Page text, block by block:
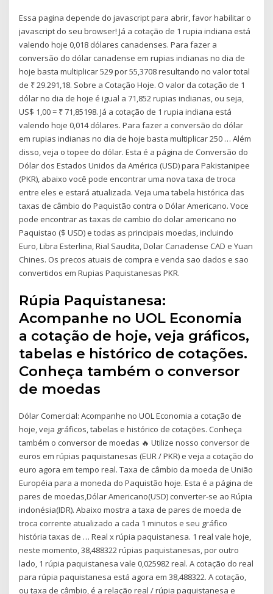
Essa pagina depende do javascript para abrir, favor habilitar o
javascript do seu browser! Já a cotação de 1 rupia indiana está
valendo hoje 0,018 dólares canadenses. Para fazer a
conversão do dólar canadense em rupias indianas no dia de
hoje basta multiplicar 529 por 55,3708 resultando no valor total
de ₹ 29.291,18. Sobre a Cotação Hoje. O valor da cotação de 1
dólar no dia de hoje é igual a 71,852 rupias indianas, ou seja,
US$ 1,00 = ₹ 71,85198. Já a cotação de 1 rupia indiana está
valendo hoje 0,014 dólares. Para fazer a conversão do dólar
em rupias indianas no dia de hoje basta multiplicar 250 … Além
disso, veja o topee do dólar. Esta é a página de Conversão do
Dólar dos Estados Unidos da América (USD) para Pakistanipee
(PKR), abaixo você pode encontrar uma nova taxa de troca
entre eles e estará atualizada. Veja uma tabela histórica das
taxas de câmbio do Paquistão contra o Dólar Americano. Voce
pode encontrar as taxas de cambio do dolar americano no
Paquistao ($ USD) e todas as principais moedas, incluindo
Euro, Libra Esterlina, Rial Saudita, Dolar Canadense CAD e Yuan
Chines. Os precos atuais de compra e venda sao dados e sao
convertidos em Rupias Paquistanesas PKR.
Rúpia Paquistanesa:
Acompanhe no UOL Economia
a cotação de hoje, veja gráficos,
tabelas e histórico de cotações.
Conheça também o conversor
de moedas
Dólar Comercial: Acompanhe no UOL Economia a cotação de
hoje, veja gráficos, tabelas e histórico de cotações. Conheça
também o conversor de moedas 🔥 Utilize nosso conversor de
euros em rúpias paquistanesas (EUR / PKR) e veja a cotação do
euro agora em tempo real. Taxa de câmbio da moeda de União
Européia para a moneda do Paquistão hoje. Esta é a página de
pares de moedas,Dólar Americano(USD) converter-se ao Rúpia
indonésia(IDR). Abaixo mostra a taxa de pares de moeda de
troca corrente atualizado a cada 1 minutos e seu gráfico
história taxas de … Real x rúpia paquistanesa. 1 real vale hoje,
neste momento, 38,488322 rúpias paquistanesas, por outro
lado, 1 rúpia paquistanesa vale 0,025982 real. A cotação do real
para rúpia paquistanesa está agora em 38,488322. A cotação,
ou taxa de câmbio, é a relação real / rúpia paquistanesa e